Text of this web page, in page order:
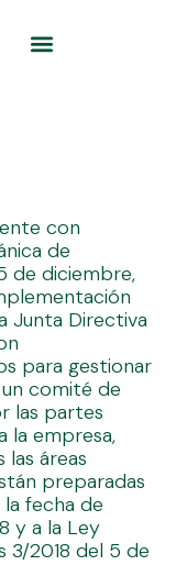
con
de
de diciembre,
Junta Directiva
para gestionar
comité de
las partes
la empresa,
áreas
preparadas
fecha de
y a la Ley
3/2018 del 5 de